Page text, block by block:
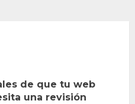
de que tu web
una revisión